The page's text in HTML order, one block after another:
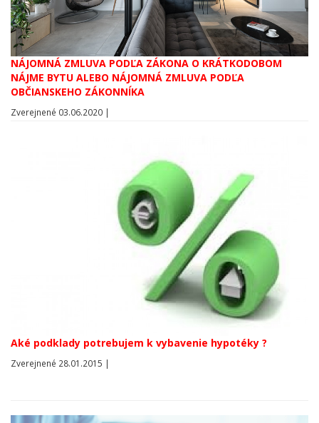
NÁJOMNÁ ZMLUVA PODĽA ZÁKONA O KRÁTKODOBOM
NÁJME BYTU ALEBO NÁJOMNÁ ZMLUVA PODĽA
OBČIANSKEHO ZÁKONNÍKA
Zverejnené 03.06.2020 |
Aké podklady potrebujem k vybavenie hypotéky ?
Zverejnené 28.01.2015 |